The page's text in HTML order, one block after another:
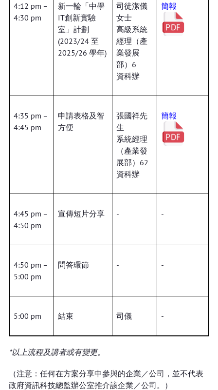
4:12 pm –
4:30 pm
新一輪「中學
IT創新實驗
室」計劃
(2023/24 至
2025/26 學年)
司徒潔儀
女士
高級系統
經理（產
業發展
部）6
資科辦
簡報
4:35 pm –
4:45 pm
申請表格及智
方便
張國祥先
生
系統經理
（產業發
展部）62
資科辦
簡報
4:45 pm –
4:50 pm
宣傳短片分享 - -
4:50 pm –
5:00 pm
問答環節 - -
5:00 pm 結束 司儀 -
*以上流程及講者或有變更。
（注意：任何在方案分享中參與的企業／公司，並不代表
政府資訊科技總監辦公室推介該企業／公司。）